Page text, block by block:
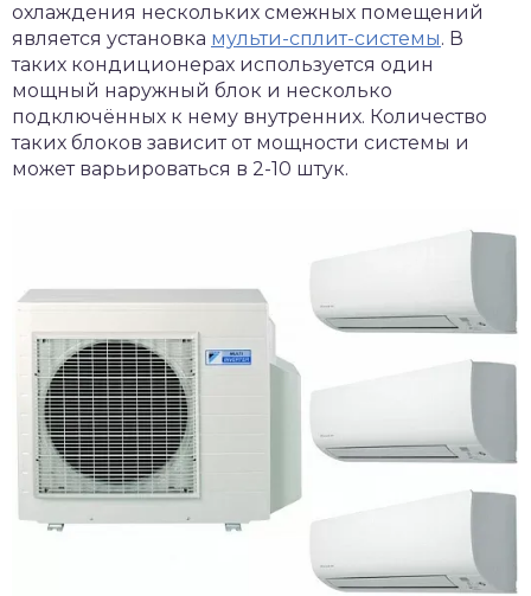
охлаждения нескольких смежных помещений
является установка мульти-сплит-системы. В
таких кондиционерах используется один
мощный наружный блок и несколько
подключённых к нему внутренних. Количество
таких блоков зависит от мощности системы и
может варьироваться в 2-10 штук.